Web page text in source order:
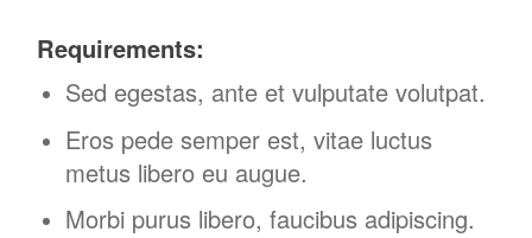
Requirements:
Sed egestas, ante et vulputate volutpat.
Eros pede semper est, vitae luctus
metus libero eu augue.
Morbi purus libero, faucibus adipiscing.